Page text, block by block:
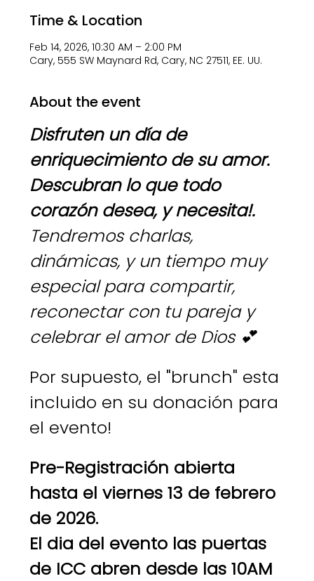
Time & Location
Feb 14, 2026, 10:30 AM – 2:00 PM
Cary, 555 SW Maynard Rd, Cary, NC 27511, EE. UU.
About the event
Disfruten un día de
enriquecimiento de su amor.
Descubran lo que todo
corazón desea, y necesita!.
Tendremos charlas,
dinámicas, y un tiempo muy
especial para compartir,
reconectar con tu pareja y
celebrar el amor de Dios 💕
Por supuesto, el "brunch" esta
incluido en su donación para
el evento!
Pre-Registración abierta
hasta el viernes 13 de febrero
de 2026.
El dia del evento las puertas
de ICC abren desde las 10AM